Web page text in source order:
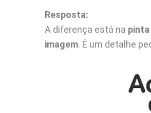
Resposta:
A diferença está na pinta
imagem. É um detalhe